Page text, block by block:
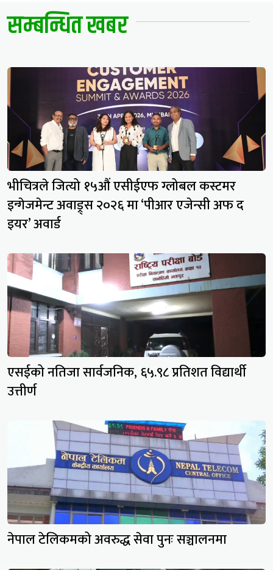
सम्बन्धित खबर
भीचित्रले जित्यो १५औं एसीईएफ ग्लोबल कस्टमर
इन्गेजमेन्ट अवाड्र्स २०२६ मा ‘पीआर एजेन्सी अफ द
इयर’ अवार्ड
एसईको नतिजा सार्वजनिक, ६५.९८ प्रतिशत विद्यार्थी
उत्तीर्ण
नेपाल टेलिकमको अवरुद्ध सेवा पुनः सञ्चालनमा